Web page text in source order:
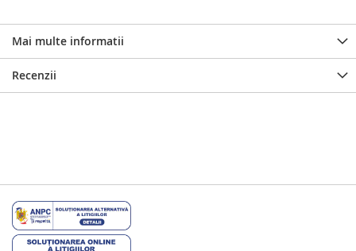
Mai multe informatii
Recenzii